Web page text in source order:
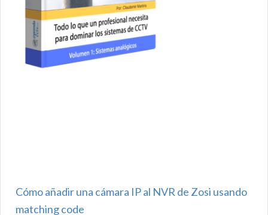
Cómo añadir una cámara IP al NVR de Zosi usando
matching code